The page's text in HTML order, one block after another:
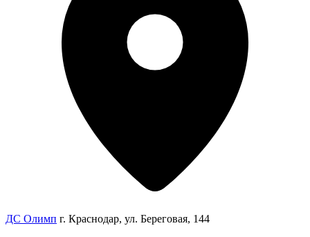
ДС Олимп г. Краснодар, ул. Береговая, 144